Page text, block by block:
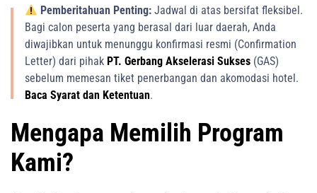
Pemberitahuan Penting: Jadwal di atas bersifat fleksibel.
Bagi calon peserta yang berasal dari luar daerah, Anda
diwajibkan untuk menunggu konfirmasi resmi (Confirmation
Letter) dari pihak PT. Gerbang Akselerasi Sukses (GAS)
sebelum memesan tiket penerbangan dan akomodasi hotel.
Baca Syarat dan Ketentuan.
Mengapa Memilih Program
Kami?